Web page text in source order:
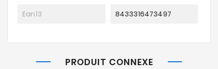
Ean13 8433316473497
PRODUIT CONNEXE